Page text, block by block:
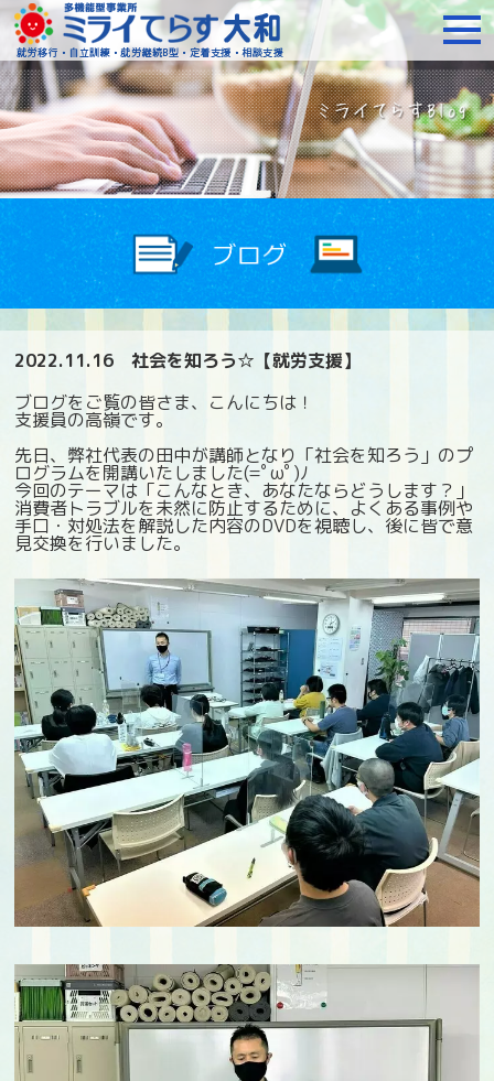
障がいをお持ちの方へ
2022.11.16
社会を知ろう☆【就労支援】
ブログをご覧の皆さま、こんにちは！
支援員の高嶺です。
先日、弊社代表の田中が講師となり「社会を知ろう」のプ
ログラムを開講いたしました(=ﾟωﾟ)ﾉ
今回のテーマは「こんなとき、あなたならどうします？」
消費者トラブルを未然に防止するために、よくある事例や
手口・対処法を解説した内容のDVDを視聴し、後に皆で意
見交換を行いました。